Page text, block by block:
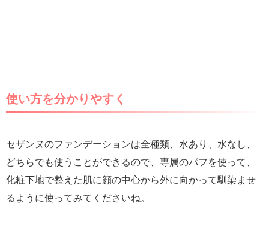
使い方を分かりやすく
セザンヌのファンデーションは全種類、水あり、水なし、
どちらでも使うことができるので、専属のパフを使って、
化粧下地で整えた肌に顔の中心から外に向かって馴染ませ
るように使ってみてくださいね。